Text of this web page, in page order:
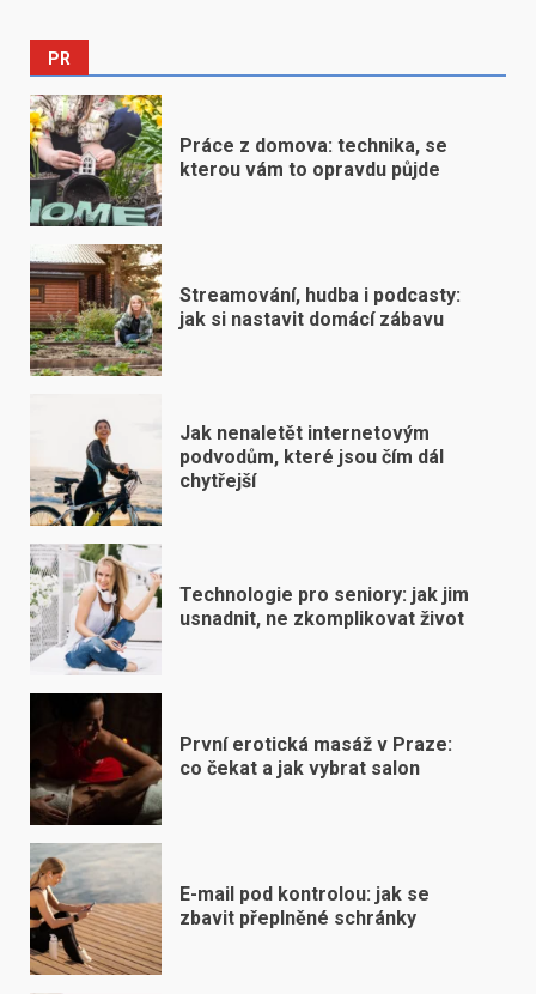
PR
Práce z domova: technika, se
kterou vám to opravdu půjde
Streamování, hudba i podcasty:
jak si nastavit domácí zábavu
Jak nenaletět internetovým
podvodům, které jsou čím dál
chytřejší
Technologie pro seniory: jak jim
usnadnit, ne zkomplikovat život
První erotická masáž v Praze:
co čekat a jak vybrat salon
E-mail pod kontrolou: jak se
zbavit přeplněné schránky